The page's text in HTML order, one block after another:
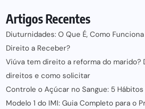
Artigos Recentes
Diuturnidades: O Que É, Como
Direito a Receber?
Viúva tem direito a reforma do marido?
direitos e como solicitar
Controle o Açúcar no Sangue: 5 Hábitos
Modelo 1 do IMI: Guia Completo para o